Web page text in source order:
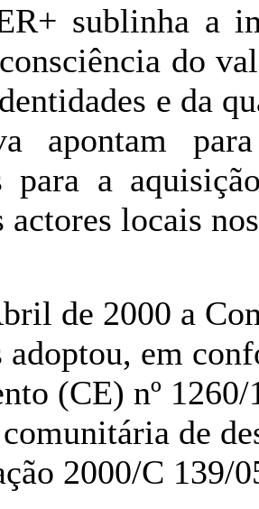
sublinha a
do
e da
apontam
para a
actores locais
de 2000 a
adoptou, em
(CE) nº
de
2000/C 139/